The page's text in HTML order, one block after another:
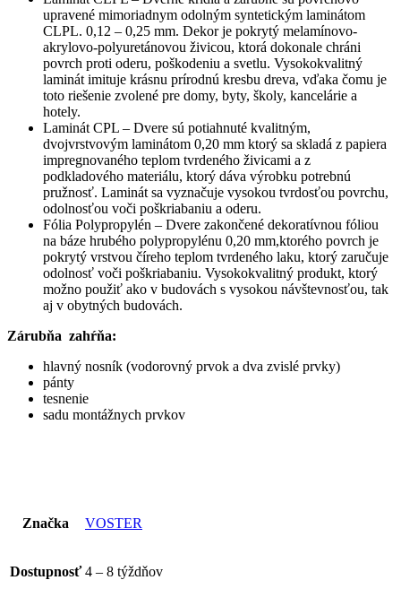
upravené mimoriadnym odolným syntetickým laminátom
CLPL. 0,12 – 0,25 mm. Dekor je pokrytý melamínovo-
akrylovo-polyuretánovou živicou, ktorá dokonale chráni
povrch proti oderu, poškodeniu a svetlu. Vysokokvalitný
laminát imituje krásnu prírodnú kresbu dreva, vďaka čomu je
toto riešenie zvolené pre domy, byty, školy, kancelárie a
hotely.
Laminát CPL – Dvere sú potiahnuté kvalitným,
dvojvrstvovým laminátom 0,20 mm ktorý sa skladá z papiera
impregnovaného teplom tvrdeného živicami a z
podkladového materiálu, ktorý dáva výrobku potrebnú
pružnosť. Laminát sa vyznačuje vysokou tvrdosťou povrchu,
odolnosťou voči poškriabaniu a oderu.
Fólia Polypropylén – Dvere zakončené dekoratívnou fóliou
na báze hrubého polypropylénu 0,20 mm,ktorého povrch je
pokrytý vrstvou číreho teplom tvrdeného laku, ktorý zaručuje
odolnosť voči poškriabaniu. Vysokokvalitný produkt, ktorý
možno použiť ako v budovách s vysokou návštevnosťou, tak
aj v obytných budovách.
Zárubňa zahŕňa:
hlavný nosník (vodorovný prvok a dva zvislé prvky)
pánty
tesnenie
sadu montážnych prvkov
Značka VOSTER
Dostupnosť 4 – 8 týždňov